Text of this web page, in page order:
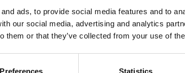
ads, to provide social media features and to
our social media, advertising and analytics
them or that they’ve collected from your use of
Preferences Statistics
PRODUKTDETAILS